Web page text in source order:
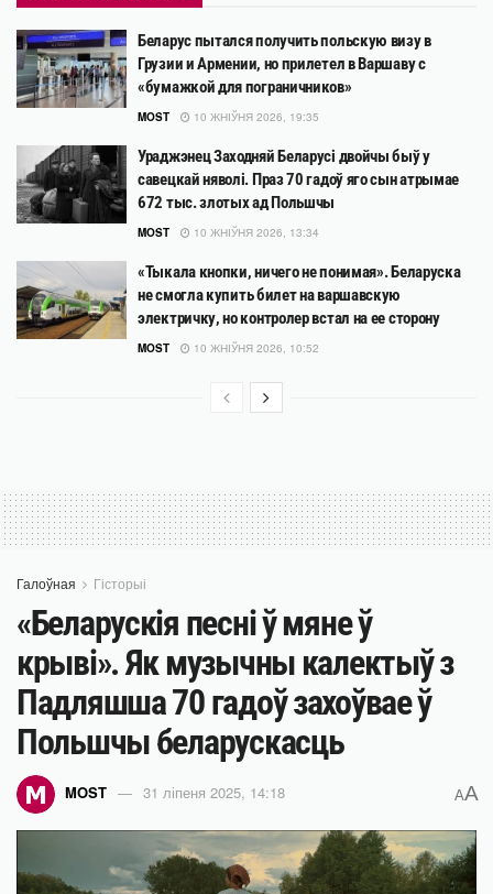
Беларус пытался получить польскую визу в
Грузии и Армении, но прилетел в Варшаву с
«бумажкой для пограничников»
MOST 10 ЖНІЎНЯ 2026, 19:35
Ураджэнец Заходняй Беларусі двойчы быў у
савецкай няволі. Праз 70 гадоў яго сын атрымае
672 тыс. злотых ад Польшчы
MOST 10 ЖНІЎНЯ 2026, 13:34
«Тыкала кнопки, ничего не понимая». Беларуска
не смогла купить билет на варшавскую
электричку, но контролер встал на ее сторону
MOST 10 ЖНІЎНЯ 2026, 10:52
Галоўная Гісторыі
«Беларускія песні ў мяне ў
крыві». Як музычны калектыў з
Падляшша 70 гадоў захоўвае ў
Польшчы беларускасць
MOST 31 ліпеня 2025, 14:18 AA